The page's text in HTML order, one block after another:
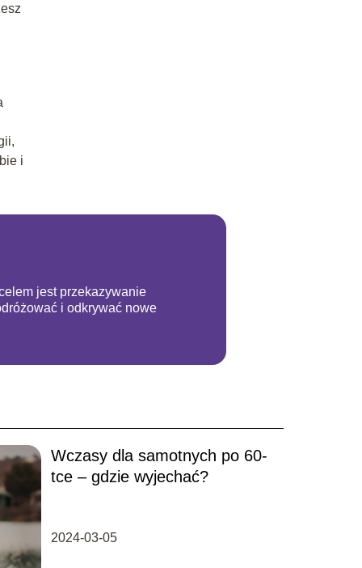
i
jest przekazywanie
i odkrywać nowe
Wczasy dla samotnych po 60-
tce – gdzie wyjechać?
2024-03-05